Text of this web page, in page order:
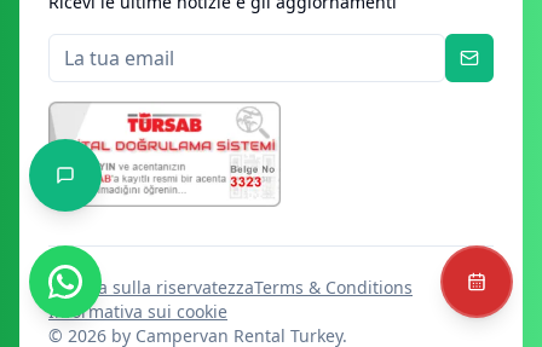
politica sulla riservatezzaTerms & Conditions
Informativa sui cookie
© 2026 by Campervan Rental Turkey.